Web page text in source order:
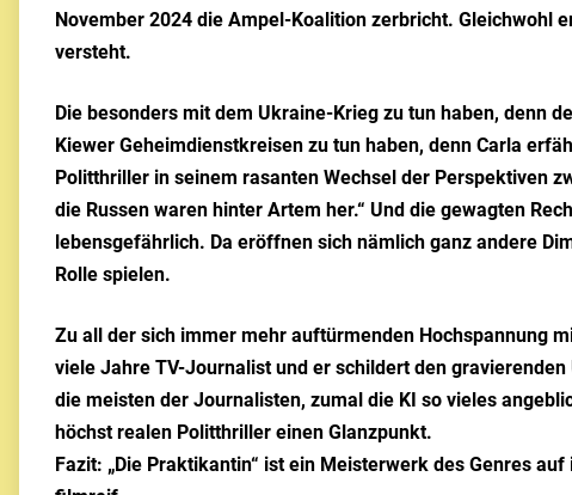
November 2024 die Ampel-Koalition zerbricht. Gleichwohl
versteht.
Die besonders mit dem Ukraine-Krieg zu tun haben, denn
Kiewer Geheimdienstkreisen zu tun haben, denn Carla
Politthriller in seinem rasanten Wechsel der Perspektiven
die Russen waren hinter Artem her.“ Und die gewagten
lebensgefährlich. Da eröffnen sich nämlich ganz andere
Rolle spielen.
Zu all der sich immer mehr auftürmenden Hochspannung
viele Jahre TV-Journalist und er schildert den
die meisten der Journalisten, zumal die KI so vieles
höchst realen Politthriller einen Glanzpunkt.
Fazit: „Die Praktikantin“ ist ein Meisterwerk des Genres